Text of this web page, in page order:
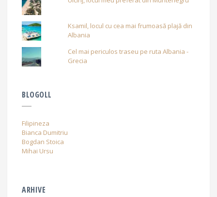
Ksamil, locul cu cea mai frumoasă plajă din
Albania
Cel mai periculos traseu pe ruta Albania -
Grecia
BLOGOLL
Filipineza
Bianca Dumitriu
Bogdan Stoica
Mihai Ursu
ARHIVE